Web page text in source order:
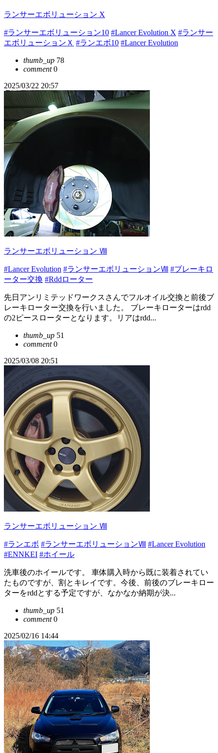
ランサーエボリューション X
#ランサーエボリューション10 #Lancer Evolution X #ランサー
エボリューションＸ #ランエボ10 #Lancer Evolution
thumb_up 78
comment0
2025/03/22 20:57
ランサーエボリューション Ⅷ
#Lancer Evolution #ランサーエボリューションⅧ #ブレーキロ
ーター交換 #Rddローター
先日アンリミテッドワークスさんでフルオイル交換と前後ブ
レーキローター交換を行いました。 ブレーキローターはrdd
の2ピースローターとなります。リアはrdd...
thumb_up 51
comment0
2025/03/08 20:51
ランサーエボリューション Ⅷ
#ランエボ #ランサーエボリューションⅧ #Lancer Evolution
#ENNKEI #ホイール
洗車後のホイールです。 車体購入時から既に装着されてい
たものですが、割とキレイです。今後、前後のブレーキロー
ターをrddとする予定ですが、なかなか納期が決...
thumb_up 51
comment0
2025/02/16 14:44